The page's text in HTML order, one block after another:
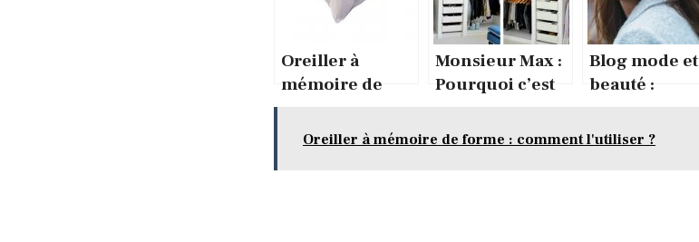
Oreiller à
mémoire de
comment
Monsieur Max :
Pourquoi c’est
Blog mode et
beauté :
choisir une
Oreiller à mémoire de forme : comment l'utiliser ?